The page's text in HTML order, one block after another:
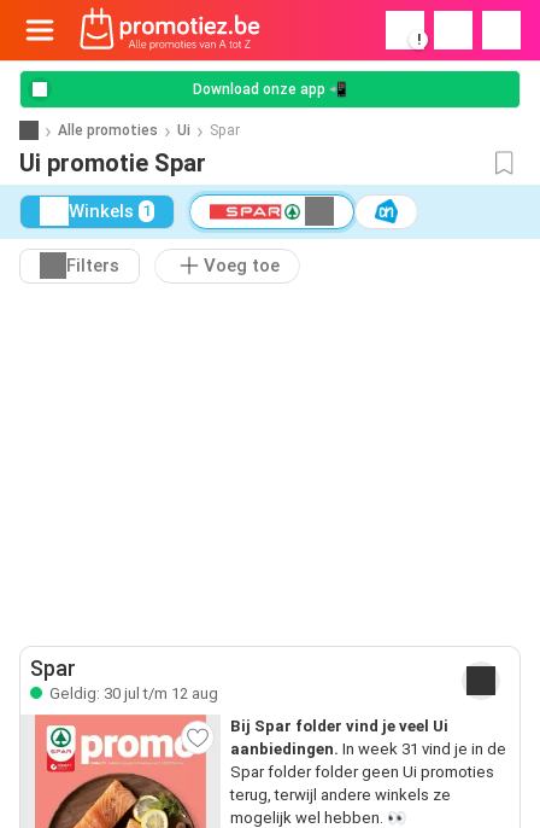
!
Download onze app 📲
Alle promoties Ui Spar
Ui promotie Spar
Winkels 1
Filters Voeg toe
Spar
Geldig: 30 jul t/m 12 aug
Bij Spar folder vind je veel Ui
aanbiedingen. In week 31 vind je in de
Spar folder folder geen Ui promoties
terug, terwijl andere winkels ze
mogelijk wel hebben. 👀